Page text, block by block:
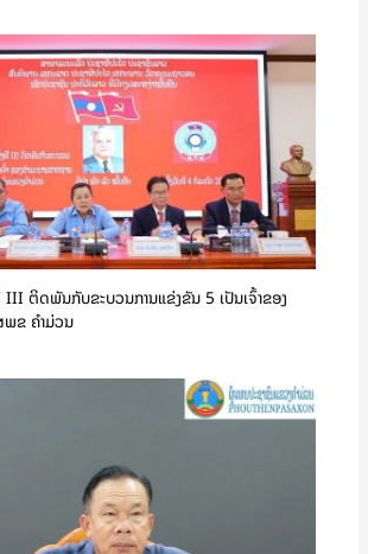
ຕິດພັນກັບຂະບວນການແຂ່ງຂັນ 5 ເປັນເຈົ້າຂອງ
ພຂ ຄໍາມ່ວນ